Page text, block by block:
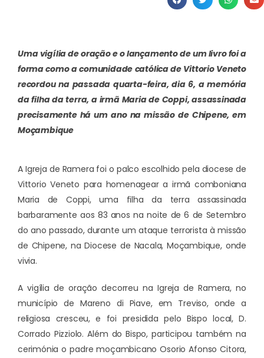
Uma vigília de oração e o lançamento de um livro foi a
forma como a comunidade católica de Vittorio Veneto
recordou na passada quarta-feira, dia 6, a memória
da filha da terra, a irmã Maria de Coppi, assassinada
precisamente há um ano na missão de Chipene, em
Moçambique
A Igreja de Ramera foi o palco escolhido pela diocese de
Vittorio Veneto para homenagear a irmã comboniana
Maria de Coppi, uma filha da terra assassinada
barbaramente aos 83 anos na noite de 6 de Setembro
do ano passado, durante um ataque terrorista à missão
de Chipene, na Diocese de Nacala, Moçambique, onde
vivia.
A vigília de oração decorreu na Igreja de Ramera, no
município de Mareno di Piave, em Treviso, onde a
religiosa cresceu, e foi presidida pelo Bispo local, D.
Corrado Pizziolo. Além do Bispo, participou também na
cerimónia o padre moçambicano Osorio Afonso Citora,